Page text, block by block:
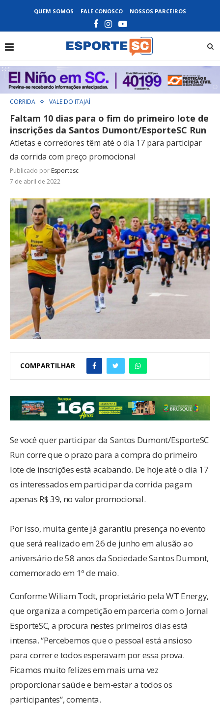
QUEM SOMOS FALE CONOSCO NOSSOS PARCEIROS
CORRIDA VALE DO ITAJAÍ
Faltam 10 dias para o fim do primeiro lote de
inscrições da Santos Dumont/EsporteSC Run
Atletas e corredores têm até o dia 17 para participar
da corrida com preço promocional
Publicado por Esportesc
7 de abril de 2022
COMPARTILHAR
Se você quer participar da Santos Dumont/EsporteSC
Run corre que o prazo para a compra do primeiro
lote de inscrições está acabando. De hoje até o dia 17
os interessados em participar da corrida pagam
apenas R$ 39, no valor promocional.
Por isso, muita gente já garantiu presença no evento
que será realizado em 26 de junho em alusão ao
aniversário de 58 anos da Sociedade Santos Dumont,
comemorado em 1º de maio.
Conforme Wiliam Todt, proprietário pela WT Energy,
que organiza a competição em parceria com o Jornal
EsporteSC, a procura nestes primeiros dias está
intensa. “Percebemos que o pessoal está ansioso
para correr e todos esperavam por essa prova.
Ficamos muito felizes em mais uma vez
proporcionar saúde e bem-estar a todos os
participantes”, comenta.